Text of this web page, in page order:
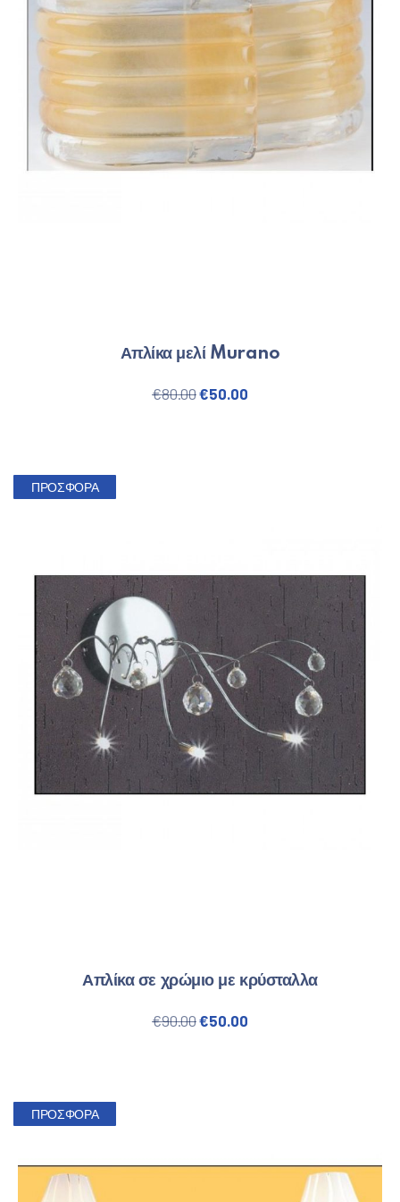
Απλίκα μελί Murano
€80.00Original price was: €80.00.
€50.00
ΠΡΟΣΦΟΡΆ
Απλίκα σε χρώμιο με κρύσταλλα
€90.00Original price was: €90.00.
€50.00
ΠΡΟΣΦΟΡΆ